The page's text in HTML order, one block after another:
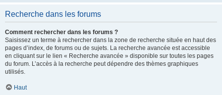
Recherche dans les forums
Comment rechercher dans les forums ?
Saisissez un terme à rechercher dans la zone de recherche située en haut des
pages d’index, de forums ou de sujets. La recherche avancée est accessible
en cliquant sur le lien « Recherche avancée » disponible sur toutes les pages
du forum. L’accès à la recherche peut dépendre des thèmes graphiques
utilisés.
Haut